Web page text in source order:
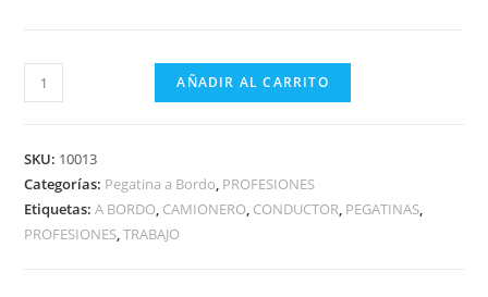
CAMIONERO
A
cantidad
AÑADIR AL CARRITO
SKU: 10013
Categorías: Pegatina a Bordo, PROFESIONES
Etiquetas:A BORDO, CAMIONERO, CONDUCTOR, PEGATINAS,
PROFESIONES,TRABAJO